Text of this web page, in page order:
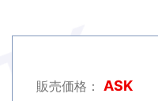
販売価格： ASK